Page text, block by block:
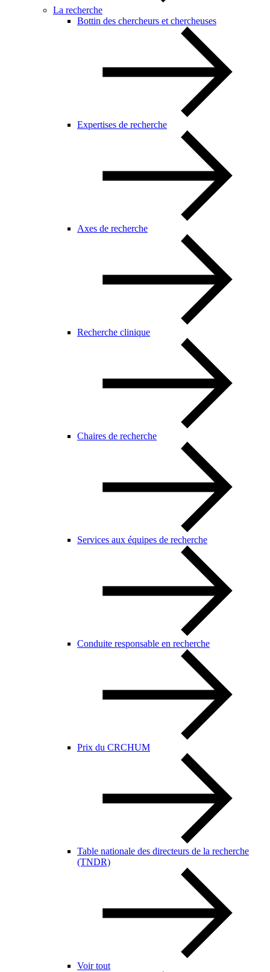
La recherche
Bottin des chercheurs et chercheuses
Expertises de recherche
Axes de recherche
Recherche clinique
Chaires de recherche
Services aux équipes de recherche
Conduite responsable en recherche
Prix du CRCHUM
Table nationale des directeurs de la recherche
(TNDR)
Voir tout